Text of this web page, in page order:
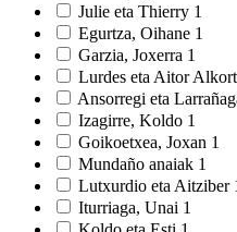
Julie eta Thierry 1
Egurtza, Oihane 1
Garzia, Joxerra 1
Lurdes eta Aitor
Ansorregi eta
Izagirre, Koldo 1
Goikoetxea, Joxan 1
Mundaño anaiak 1
Lutxurdio eta Aitziber
Iturriaga, Unai 1